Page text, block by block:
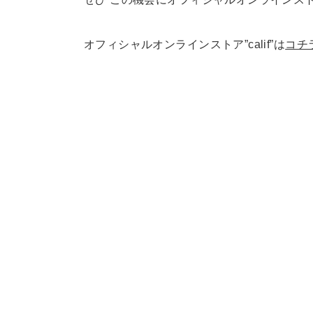
オフィシャルオンラインストア”calif”はコチ